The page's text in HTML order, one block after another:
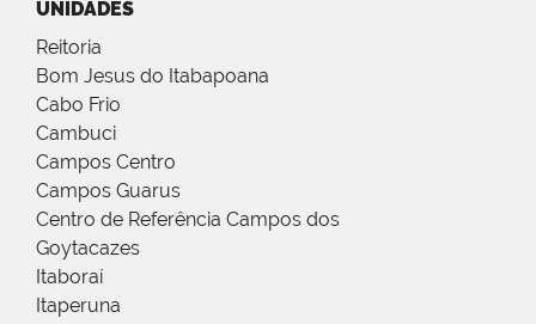
UNIDADES
Reitoria
Bom Jesus do Itabapoana
Cabo Frio
Cambuci
Campos Centro
Campos Guarus
Centro de Referência Campos dos
Goytacazes
Itaboraí
Itaperuna